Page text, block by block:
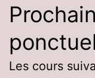
Les cours